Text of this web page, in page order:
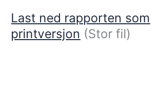
Last ned rapporten som
printversjon (Stor fil)